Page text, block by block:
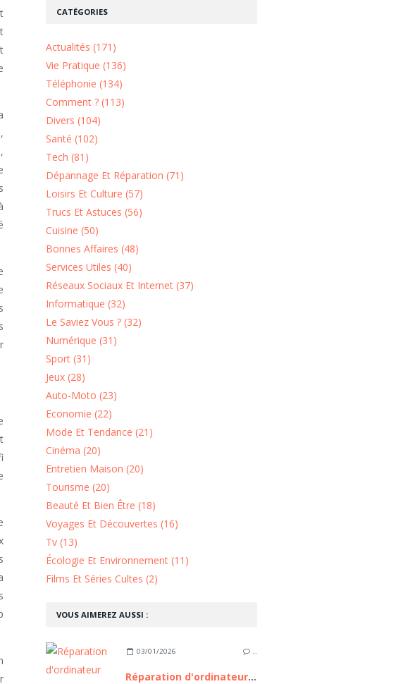
VOUS AIMEREZ AUSSI :
03/01/2026 …
Réparation d'ordinateur express à Nice : est-ce possible ?
CATÉGORIES
Actualités (171)
Vie Pratique (136)
Téléphonie (134)
Comment ? (113)
Divers (104)
Santé (102)
Tech (81)
Dépannage Et Réparation (71)
Loisirs Et Culture (57)
Trucs Et Astuces (56)
Cuisine (50)
Bonnes Affaires (48)
Services Utiles (40)
Réseaux Sociaux Et Internet (37)
Informatique (32)
Le Saviez Vous ? (32)
Numérique (31)
Sport (31)
Jeux (28)
Auto-Moto (23)
Economie (22)
Mode Et Tendance (21)
Cinéma (20)
Entretien Maison (20)
Tourisme (20)
Beauté Et Bien Être (18)
Voyages Et Découvertes (16)
Tv (13)
Écologie Et Environnement (11)
Films Et Séries Cultes (2)